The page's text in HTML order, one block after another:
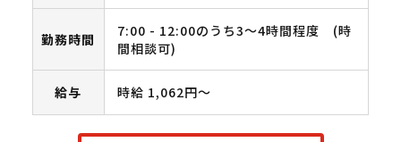
勤務時間
7:00 - 12:00のうち3～4時間程度 (時
間相談可)
給与 時給 1,062円〜